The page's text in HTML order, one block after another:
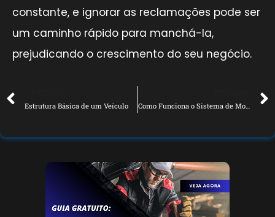
constante, e ignorar as reclamações pode ser
um caminho rápido para manchá-la,
prejudicando o crescimento do seu negócio.
Estrutura Básica de um Veículo Como Funciona o Sistema de Motor dos Carros